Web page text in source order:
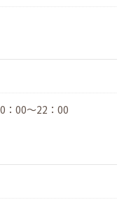
：00～22：00